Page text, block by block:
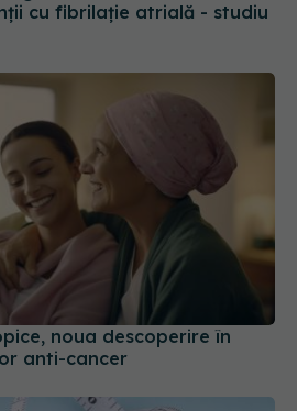
noua descoperire în
anti-cancer